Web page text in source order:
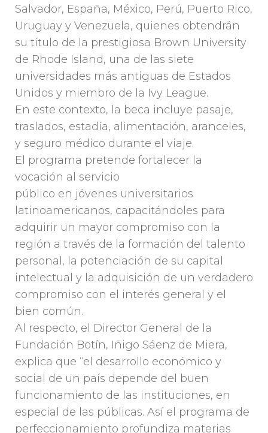
Salvador, España, México, Perú, Puerto Rico,
Uruguay y Venezuela, quienes obtendrán
su título de la prestigiosa Brown University
de Rhode Island, una de las siete
universidades más antiguas de Estados
Unidos y miembro de la Ivy League.
En este contexto, la beca incluye pasaje,
traslados, estadía, alimentación, aranceles,
y seguro médico durante el viaje.
El programa pretende fortalecer la
vocación al servicio
público en jóvenes universitarios
latinoamericanos, capacitándoles para
adquirir un mayor compromiso con la
región a través de la formación del talento
personal, la potenciación de su capital
intelectual y la adquisición de un verdadero
compromiso con el interés general y el
bien común.
Al respecto, el Director General de la
Fundación Botín, Iñigo Sáenz de Miera,
explica que “el desarrollo económico y
social de un país depende del buen
funcionamiento de las instituciones, en
especial de las públicas. Así el programa de
perfeccionamiento profundiza materias